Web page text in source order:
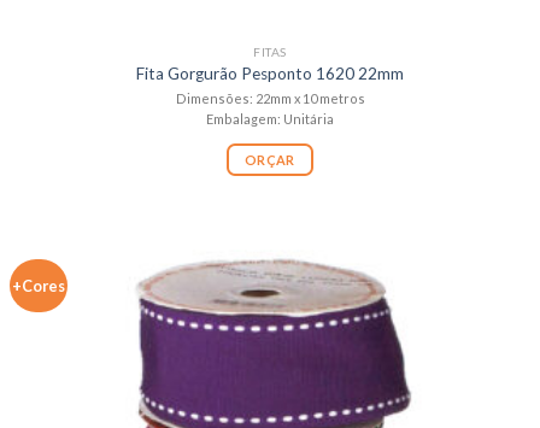
FITAS
Fita Gorgurão Pesponto 1620 22mm
Dimensões: 22mm x 10 metros
Embalagem: Unitária
ORÇAR
+Cores